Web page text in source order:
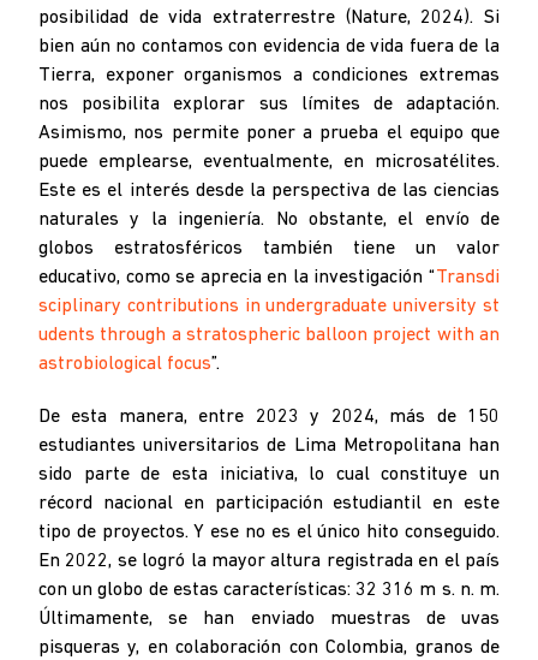
posibilidad de vida extraterrestre (Nature, 2024). Si
bien aún no contamos con evidencia de vida fuera de la
Tierra, exponer organismos a condiciones extremas
nos posibilita explorar sus límites de adaptación.
Asimismo, nos permite poner a prueba el equipo que
puede emplearse, eventualmente, en microsatélites.
Este es el interés desde la perspectiva de las ciencias
naturales y la ingeniería. No obstante, el envío de
globos estratosféricos también tiene un valor
educativo, como se aprecia en la investigación “Transdi
sciplinary contributions in undergraduate university st
udents through a stratospheric balloon project with an
astrobiological focus”.
De esta manera, entre 2023 y 2024, más de 150
estudiantes universitarios de Lima Metropolitana han
sido parte de esta iniciativa, lo cual constituye un
récord nacional en participación estudiantil en este
tipo de proyectos. Y ese no es el único hito conseguido.
En 2022, se logró la mayor altura registrada en el país
con un globo de estas características: 32 316 m s. n. m.
Últimamente, se han enviado muestras de uvas
pisqueras y, en colaboración con Colombia, granos de